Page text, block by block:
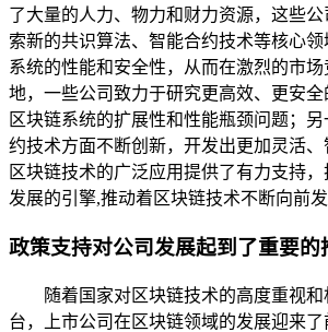
了大量的人力、物力和财力资源，这些
索新的共识算法、智能合约技术等核心
系统的性能和安全性，从而在激烈的市
地，一些公司致力于研究更高效、更安
区块链系统的扩展性和性能瓶颈问题；
约技术方面不断创新，开发出更加灵活
区块链技术的广泛应用提供了有力支持
发展的引擎,推动着区块链技术不断向前发
政策支持对公司发展起到了重要的
随着国家对区块链技术的高度重视
台，上市公司在区块链领域的发展迎来